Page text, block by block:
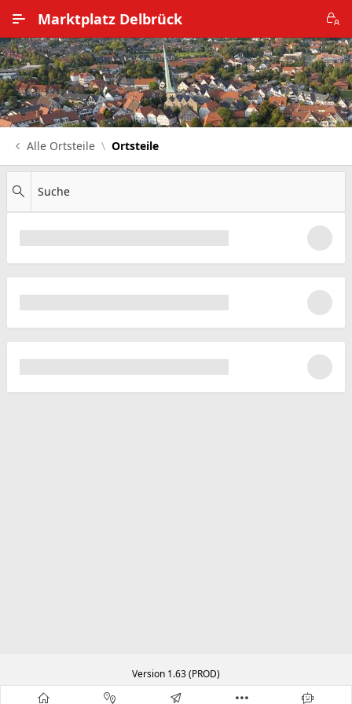
Marktplatz Delbrück
Alle Ortsteile
Impressum
Datenschutz
Alle Ortsteile Ortsteile
Suche
Version 1.63 (PROD)